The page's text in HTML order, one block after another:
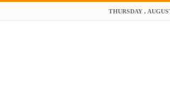
THURSDAY ,